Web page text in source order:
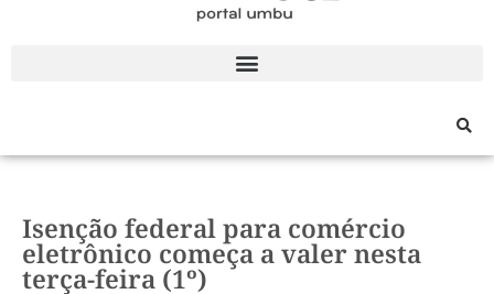
Isenção federal para comércio
eletrônico começa a valer nesta
terça-feira (1º)